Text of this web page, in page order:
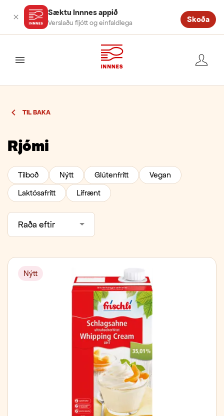
Sæktu Innnes appið
Verslaðu fljótt og einfaldlega Skoða
valmynd
TIL BAKA
Rjómi
Tilboð Nýtt Glútenfrítt
Vegan
Laktósafrítt
Lífrænt
Raða eftir
Nýtt